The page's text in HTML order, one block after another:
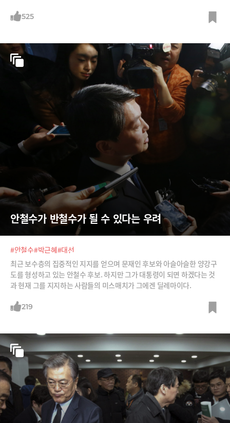
525
안철수가 반철수가 될 수 있다는 우려
#안철수#박근혜#대선
최근 보수층의 집중적인 지지를 얻으며 문재인 후보와 아슬아슬한 양강구
도를 형성하고 있는 안철수 후보. 하지만 그가 대통령이 되면 하겠다는 것
과 현재 그를 지지하는 사람들의 미스매치가 그에겐 딜레마이다.
219